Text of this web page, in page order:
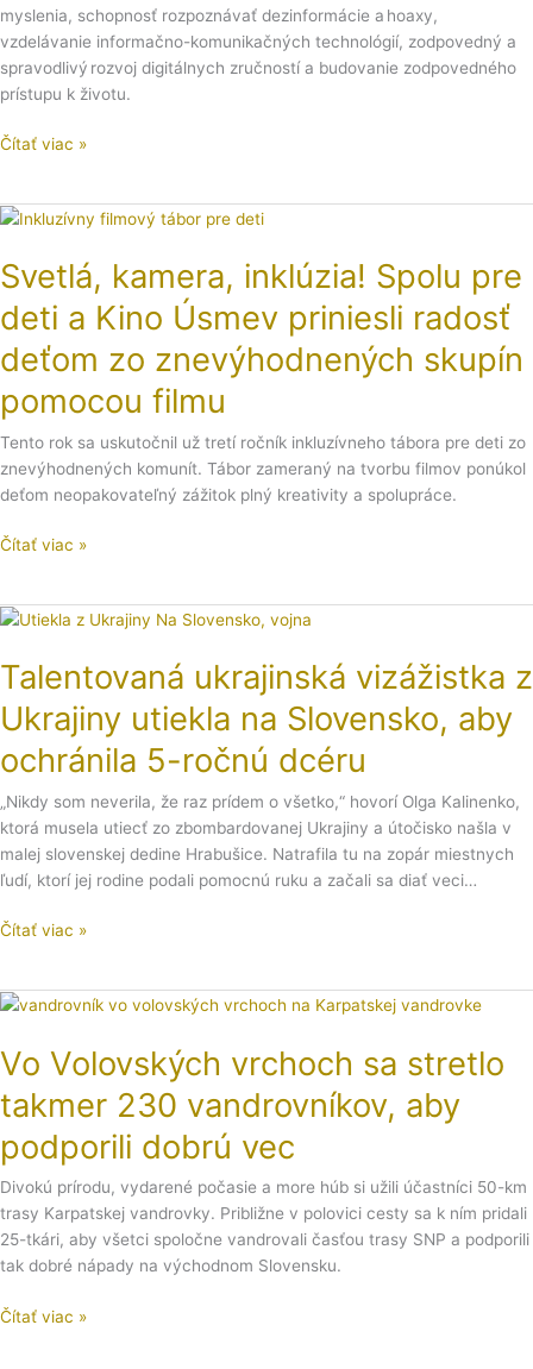
myslenia, schopnosť rozpoznávať dezinformácie a hoaxy,
vzdelávanie informačno-komunikačných technológií, zodpovedný a
spravodlivý rozvoj digitálnych zručností a budovanie zodpovedného
prístupu k životu.
projektov
Čítať viac »
Svetlá, kamera, inklúzia! Spolu pre
deti a Kino Úsmev priniesli radosť
deťom zo znevýhodnených skupín
pomocou filmu
Tento rok sa uskutočnil už tretí ročník inkluzívneho tábora pre deti zo
znevýhodnených komunít. Tábor zameraný na tvorbu filmov ponúkol
deťom neopakovateľný zážitok plný kreativity a spolupráce.
Svetlá,
inklúzia!
Spolu
pre
deti
a
Kino
Úsmev
priniesli
radosť
deťom
znevýhodnených
pomocou
Čítať viac »
Talentovaná ukrajinská vizážistka z
Ukrajiny utiekla na Slovensko, aby
ochránila 5-ročnú dcéru
„Nikdy som neverila, že raz prídem o všetko,“ hovorí Olga Kalinenko,
ktorá musela utiecť zo zbombardovanej Ukrajiny a útočisko našla v
malej slovenskej dedine Hrabušice. Natrafila tu na zopár miestnych
ľudí, ktorí jej rodine podali pomocnú ruku a začali sa diať veci…
Talentovaná
vizážistka
Ukrajiny
utiekla
na
Slovensko,
aby
ochránila
5-
dcéru
Čítať viac »
Vo Volovských vrchoch sa stretlo
takmer 230 vandrovníkov, aby
podporili dobrú vec
Divokú prírodu, vydarené počasie a more húb si užili účastníci 50-km
trasy Karpatskej vandrovky. Približne v polovici cesty sa k ním pridali
25-tkári, aby všetci spoločne vandrovali časťou trasy SNP a podporili
tak dobré nápady na východnom Slovensku.
Vo
vrchoch
sa
stretlo
230
vandrovníkov,
aby
podporili
dobrú
Čítať viac »